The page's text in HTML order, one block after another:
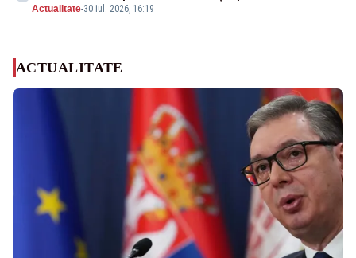
Actualitate-30 iul. 2026, 16:19
ACTUALITATE